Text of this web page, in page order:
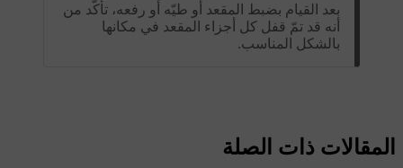
بعد القيام بضبط المقعد أو طيّه أو رفعه، تأكّد من
أنه قد تمّ قفل كل أجزاء المقعد في مكانها
بالشكل المناسب.
المقالات ذات الصلة